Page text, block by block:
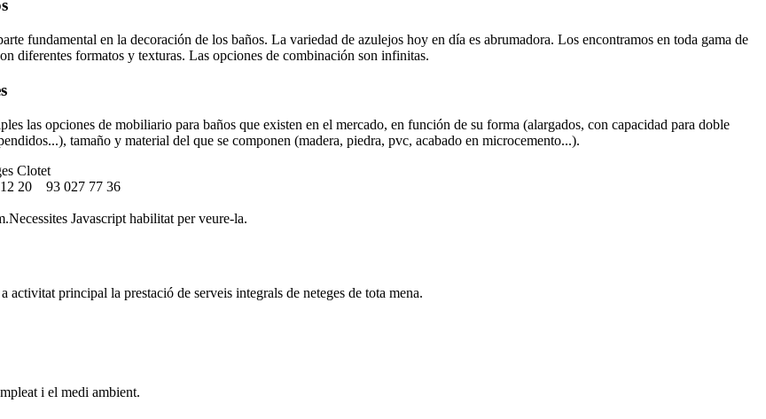
fundamental en la decoración de los baños. La variedad de azulejos hoy en día es abrumadora. Los encontramos en toda gama de
diferentes formatos y texturas. Las opciones de combinación son infinitas.
las opciones de mobiliario para baños que existen en el mercado, en función de su forma (alargados, con capacidad para doble
tamaño y material del que se componen (madera, piedra, pvc, acabado en microcemento...).
Clotet
20
93 027 77 36
Javascript habilitat per veure-la.
principal la prestació de serveis integrals de neteges de tota mena.
i el medi ambient.